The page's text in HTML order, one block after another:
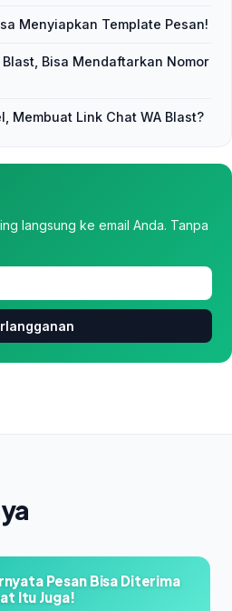
Menyiapkan Template Pesan!
Bisa Mendaftarkan Nomor
Membuat Link Chat WA Blast?
langsung ke email Anda. Tanpa
Pesan Bisa Diterima
Itu Juga!